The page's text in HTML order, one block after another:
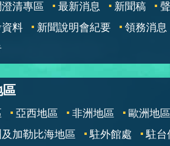
清專區 最新消息 新聞稿
料
新聞說明會紀要 領務消息
區
亞西地區 非洲地區 歐洲地區
加勒比海地區
駐外館處
駐台